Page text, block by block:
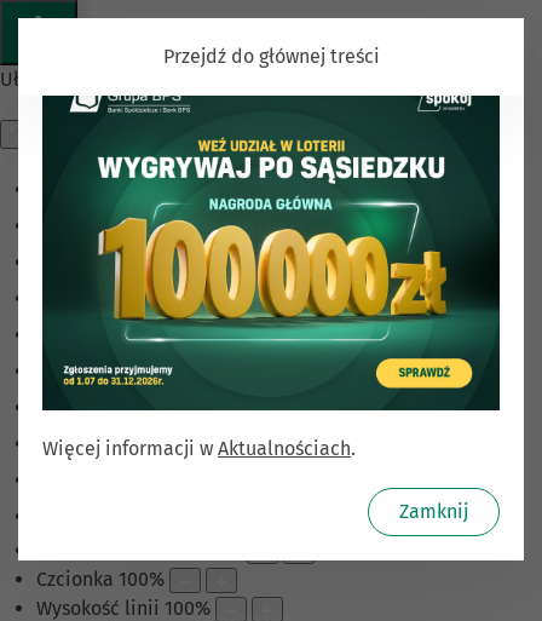
Ułatwienia dostępu
Monochromatyczny
Ciemny kontrast
Jasny kontrast
Niskie nasycenie
Wysokie nasycenie
Zaznacz linki
Zaznacz nagłówki
Czcionka 100%
Wysokość linii 100%
Przejdź do głównej treści
Więcej informacji w Aktualnościach.
Zamknij